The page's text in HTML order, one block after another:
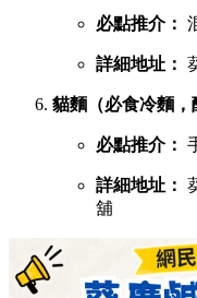
必點推介：
詳細地址：
貓麵（必食冷麵，
必點推介：
詳細地址：
舖